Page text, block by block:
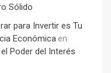
Sólido
para Invertir es Tu
Económica en
Poder del Interés